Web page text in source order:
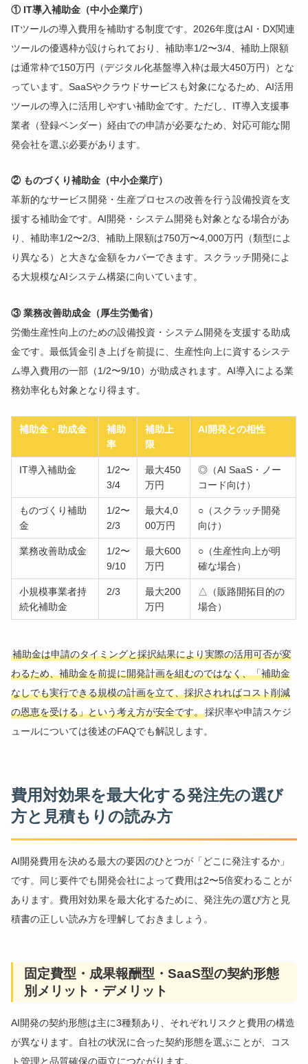
① IT導入補助金（中小企業庁）
ITツールの導入費用を補助する制度です。2026年度はAI・DX関連
ツールの優遇枠が設けられており、補助率1/2〜3/4、補助上限額
は通常枠で150万円（デジタル化基盤導入枠は最大450万円）とな
っています。SaaSやクラウドサービスも対象になるため、AI活用
ツールの導入に活用しやすい補助金です。ただし、IT導入支援事
業者（登録ベンダー）経由での申請が必要なため、対応可能な開
発会社を選ぶ必要があります。
② ものづくり補助金（中小企業庁）
革新的なサービス開発・生産プロセスの改善を行う設備投資を支
援する補助金です。AI開発・システム開発も対象となる場合があ
り、補助率1/2〜2/3、補助上限額は750万〜4,000万円（類型によ
り異なる）と大きな金額をカバーできます。スクラッチ開発によ
る大規模なAIシステム構築に向いています。
③ 業務改善助成金（厚生労働省）
労働生産性向上のための設備投資・システム開発を支援する助成
金です。最低賃金引き上げを前提に、生産性向上に資するシステ
ム導入費用の一部（1/2〜9/10）が助成されます。AI導入による業
務効率化も対象となり得ます。
補助金・助成金
補助
率
補助上
限
AI開発との相性
IT導入補助金
1/2〜
3/4
最大450
万円
◎（AI SaaS・ノー
コード向け）
ものづくり補助
金
1/2〜
2/3
最大4,0
00万円
○（スクラッチ開発
向け）
業務改善助成金
1/2〜
9/10
最大600
万円
○（生産性向上が明
確な場合）
小規模事業者持
続化補助金
2/3
最大200
万円
△（販路開拓目的の
場合）
補助金は申請のタイミングと採択結果により実際の活用可否が変
わるため、補助金を前提に開発計画を組むのではなく、「補助金
なしでも実行できる規模の計画を立て、採択されればコスト削減
の恩恵を受ける」という考え方が安全です。採択率や申請スケジ
ュールについては後述のFAQでも解説します。
費用対効果を最大化する発注先の選び
方と見積もりの読み方
AI開発費用を決める最大の要因のひとつが「どこに発注するか」
です。同じ要件でも開発会社によって費用は2〜5倍変わることが
あります。費用対効果を最大化するために、発注先の選び方と見
積書の正しい読み方を理解しておきましょう。
固定費型・成果報酬型・SaaS型の契約形態
別メリット・デメリット
AI開発の契約形態は主に3種類あり、それぞれリスクと費用の構造
が異なります。自社の状況に合った契約形態を選ぶことが、コス
ト管理と品質確保の両立につながります。